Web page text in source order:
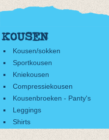
KOUSEN
Kousen/sokken
Sportkousen
Kniekousen
Compressiekousen
Kousenbroeken - Panty's
Leggings
Shirts